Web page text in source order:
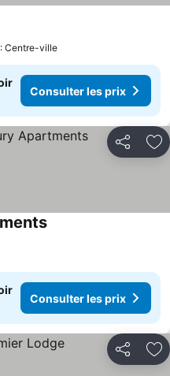
Centre-ville
Consulter les prix
Partager
Consulter les prix
Partager